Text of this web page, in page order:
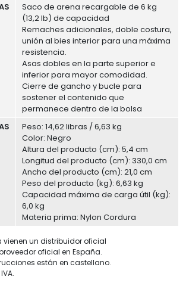
Saco de arena recargable de 6 kg
(13,2 lb) de capacidad
Remaches adicionales, doble costura,
unión al bies interior para una máxima
resistencia.
Asas dobles en la parte superior e
inferior para mayor comodidad.
Cierre de gancho y bucle para
sostener el contenido que
permanece dentro de la bolsa
Peso: 14,62 libras / 6,63 kg
Color: Negro
Altura del producto (cm): 5,4 cm
Longitud del producto (cm): 330,0 cm
Ancho del producto (cm): 21,0 cm
Peso del producto (kg): 6,63 kg
Capacidad máxima de carga útil (kg):
6,0 kg
Materia prima: Nylon Cordura
vienen un distribuidor oficial
oficial en España.
están en castellano.